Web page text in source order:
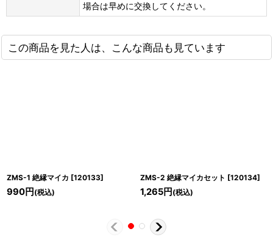
場合は早めに交換してください。
この商品を見た人は、こんな商品も見ています
ZMS-1 絶縁マイカ [120133]
990円 (税込)
ZMS-2 絶縁マイカセット [120134]
1,265円 (税込)